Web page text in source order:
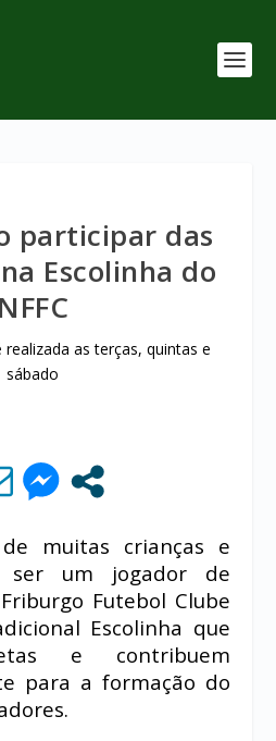
participar das
Escolinha do
NFFC
as terças, quintas e
sábado
muitas crianças e
ser um jogador de
Futebol Clube
Escolinha que
e contribuem
para a formação do